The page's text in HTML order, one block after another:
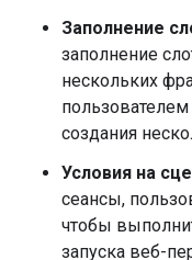
Заполнение
заполнение
нескольких
создания
Условия на
сеансы,
чтобы
запуска веб-